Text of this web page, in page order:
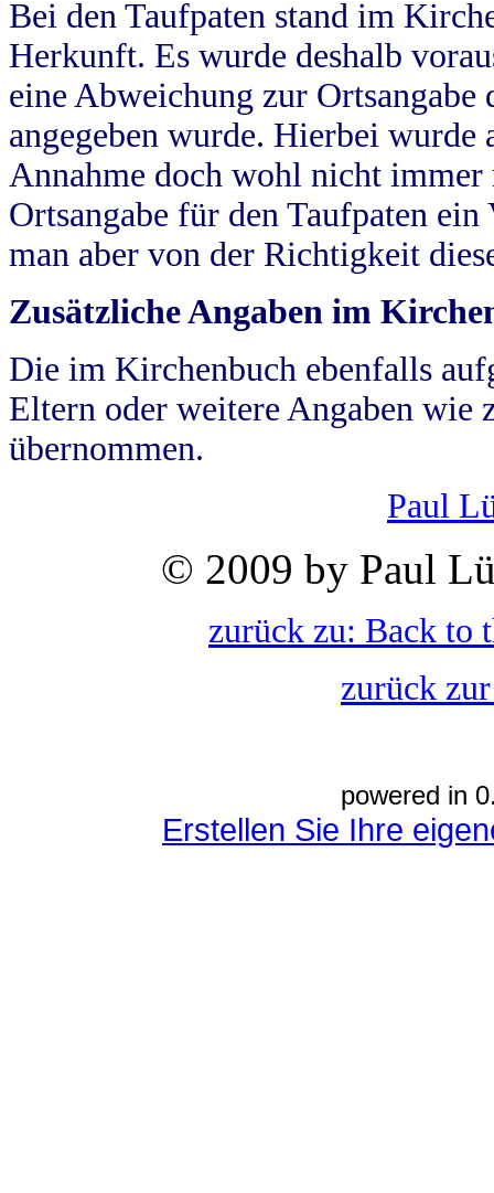
Bei den Taufpaten stand im
Herkunft. Es wurde deshalb
eine Abweichung zur
angegeben wurde. Hierbei wurde
Annahme doch wohl nicht
Ortsangabe für den Taufpaten
man aber von der Richtigkeit
Zusätzliche Angaben im
Die im Kirchenbuch ebenfalls
Eltern oder weitere Angaben wie
übernommen.
Paul
© 2009 by Paul
zurück zu: Back to
zurück
powered in
Erstellen Sie Ihre